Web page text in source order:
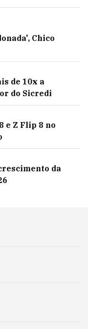
Chico
de 10x a
do Sicredi
e Z Flip 8 no
da